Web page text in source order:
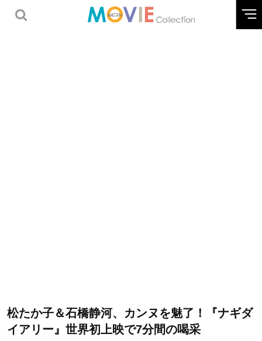
松たか子＆石橋静河、カンヌを魅了！『ナギダ
イアリー』世界初上映で7分間の喝采